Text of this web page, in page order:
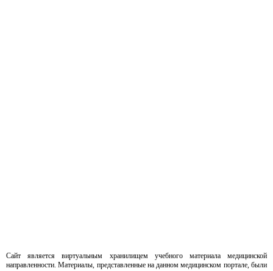
Сайт является виртуальным хранилищем учебного материала медицинской
направленности. Материалы, представленные на данном медицинском портале, были